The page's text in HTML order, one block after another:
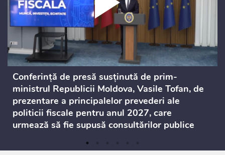
Conferință de presă susținută de prim-
ministrul Republicii Moldova, Vasile Tofan, de
prezentare a principalelor prevederi ale
politicii fiscale pentru anul 2027, care
urmează să fie supusă consultărilor publice